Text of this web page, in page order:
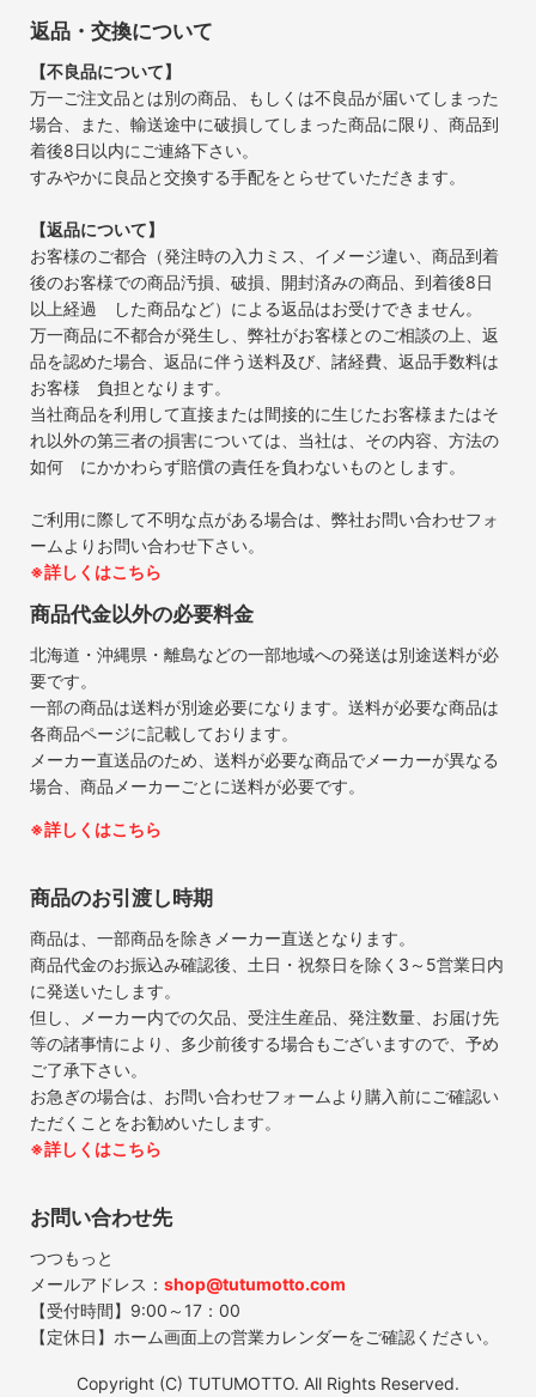
返品・交換について
【不良品について】
万一ご注文品とは別の商品、もしくは不良品が届いてしまった
場合、また、輸送途中に破損してしまった商品に限り、商品到
着後8日以内にご連絡下さい。
すみやかに良品と交換する手配をとらせていただきます。
【返品について】
お客様のご都合（発注時の入力ミス、イメージ違い、商品到着
後のお客様での商品汚損、破損、開封済みの商品、到着後8日
以上経過 した商品など）による返品はお受けできません。
万一商品に不都合が発生し、弊社がお客様とのご相談の上、返
品を認めた場合、返品に伴う送料及び、諸経費、返品手数料は
お客様 負担となります。
当社商品を利用して直接または間接的に生じたお客様またはそ
れ以外の第三者の損害については、当社は、その内容、方法の
如何 にかかわらず賠償の責任を負わないものとします。
ご利用に際して不明な点がある場合は、弊社お問い合わせフォ
ームよりお問い合わせ下さい。
※詳しくはこちら
商品代金以外の必要料金
北海道・沖縄県・離島などの一部地域への発送は別途送料が必
要です。
一部の商品は送料が別途必要になります。送料が必要な商品は
各商品ページに記載しております。
メーカー直送品のため、送料が必要な商品でメーカーが異なる
場合、商品メーカーごとに送料が必要です。
※詳しくはこちら
商品のお引渡し時期
商品は、一部商品を除きメーカー直送となります。
商品代金のお振込み確認後、土日・祝祭日を除く3～5営業日内
に発送いたします。
但し、メーカー内での欠品、受注生産品、発注数量、お届け先
等の諸事情により、多少前後する場合もございますので、予め
ご了承下さい。
お急ぎの場合は、お問い合わせフォームより購入前にご確認い
ただくことをお勧めいたします。
※詳しくはこちら
お問い合わせ先
つつもっと
メールアドレス： shop@tutumotto.com
【受付時間】9:00～17：00
【定休日】ホーム画面上の営業カレンダーをご確認ください。
Copyright (C) TUTUMOTTO. All Rights Reserved.